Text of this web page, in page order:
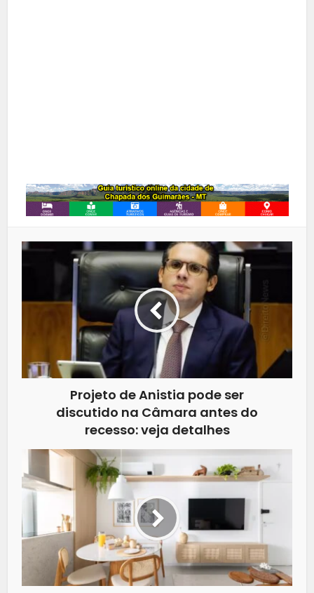
Projeto de Anistia pode ser
discutido na Câmara antes do
recesso: veja detalhes